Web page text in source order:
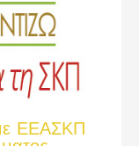
ΕΕΑΣΚΠ